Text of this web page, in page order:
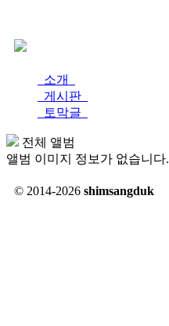
소개
게시판
토막글
전체 앨범
앨범 이미지 정보가 없습니다.
© 2014-2026 shimsangduk